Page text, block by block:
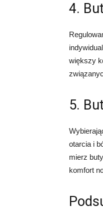
4.
większy
5.
otarcia i
mierz
komfort